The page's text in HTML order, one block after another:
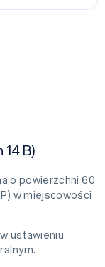
B)
o powierzchni 60
w miejscowości
ustawieniu